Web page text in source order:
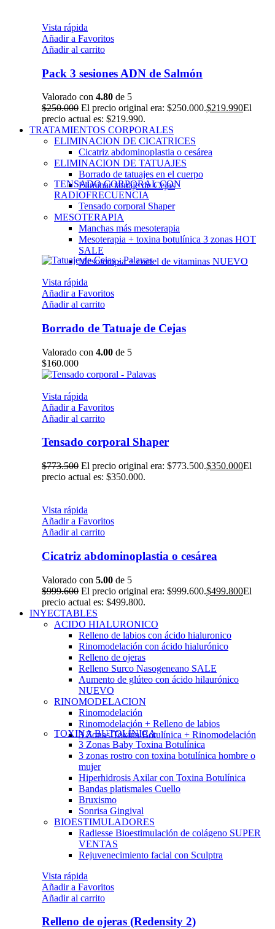
Vista rápida
Añadir a Favoritos
Añadir al carrito
Pack 3 sesiones ADN de Salmón
Valorado con 4.80 de 5
$250.000 El precio original era: $250.000.$219.990El
precio actual es: $219.990.
TRATAMIENTOS CORPORALES
ELIMINACION DE CICATRICES
Cicatriz abdominoplastia o cesárea
ELIMINACION DE TATUAJES
Borrado de tatuajes en el cuerpo
Eliminar tatuaje de Cejas
TENSADO CORPORAL CON
RADIOFRECUENCIA
Tensado corporal Shaper
MESOTERAPIA
Manchas más mesoterapia
Mesoterapia + toxina botulínica 3 zonas HOT
SALE
Mesoterapia + coctel de vitaminas NUEVO
Vista rápida
Añadir a Favoritos
Añadir al carrito
Borrado de Tatuaje de Cejas
Valorado con 4.00 de 5
$160.000
Vista rápida
Añadir a Favoritos
Añadir al carrito
Tensado corporal Shaper
$773.500 El precio original era: $773.500.$350.000El
precio actual es: $350.000.
Vista rápida
Añadir a Favoritos
Añadir al carrito
Cicatriz abdominoplastia o cesárea
Valorado con 5.00 de 5
$999.600 El precio original era: $999.600.$499.800El
precio actual es: $499.800.
INYECTABLES
ACIDO HIALURONICO
Relleno de labios con ácido hialuronico
Rinomodelación con ácido hialurónico
Relleno de ojeras
Relleno Surco Nasogeneano SALE
Aumento de glúteo con ácido hilaurónico
NUEVO
RINOMODELACION
Rinomodelación
Rinomodelación + Relleno de labios
3 Zonas Toxina Botulínica + Rinomodelación
TOXINA BUTOLÍNICA
3 Zonas Baby Toxina Botulínica
3 zonas rostro con toxina botulínica hombre o
mujer
Hiperhidrosis Axilar con Toxina Botulínica
Bandas platismales Cuello
Bruxismo
Sonrisa Gingival
BIOESTIMULADORES
Radiesse Bioestimulación de colágeno SUPER
VENTAS
Rejuvenecimiento facial con Sculptra
Vista rápida
Añadir a Favoritos
Añadir al carrito
Relleno de ojeras (Redensity 2)